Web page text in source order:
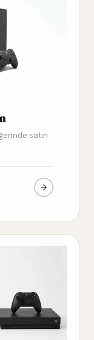
satın